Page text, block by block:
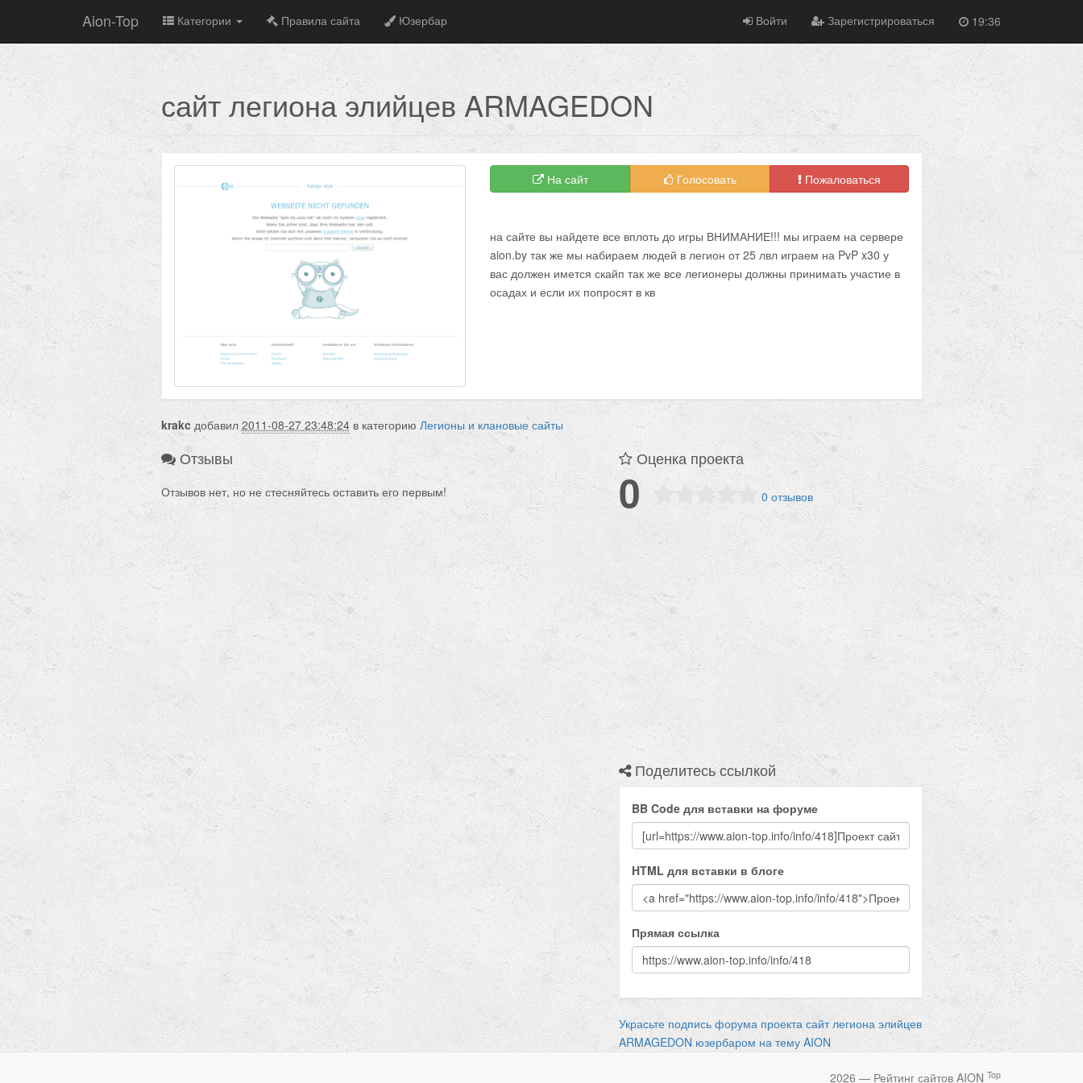
Aion-Top Категории Правила сайта Юзербар Войти Зарегистрироваться 19:36
сайт легиона элийцев ARMAGEDON
На сайт Голосовать Пожаловаться
на сайте вы найдете все вплоть до игры ВНИМАНИЕ!!! мы играем на сервере
aion.by так же мы набираем людей в легион от 25 лвл играем на PvP x30 у
вас должен имется скайп так же все легионеры должны принимать участие в
осадах и если их попросят в кв
krakcдобавил 2011-08-27 23:48:24в категорию Легионы и клановые сайты
Отзывы
Отзывов нет, но не стесняйтесь оставить его первым!
Оценка проекта
0 0 отзывов
Поделитесь ссылкой
BB Code для вставки на форуме
HTML для вставки в блоге
Прямая ссылка
Украсьте подпись форума проекта сайт легиона элийцев
ARMAGEDON юзербаром на тему AION
2026 — Рейтинг сайтов AION Top